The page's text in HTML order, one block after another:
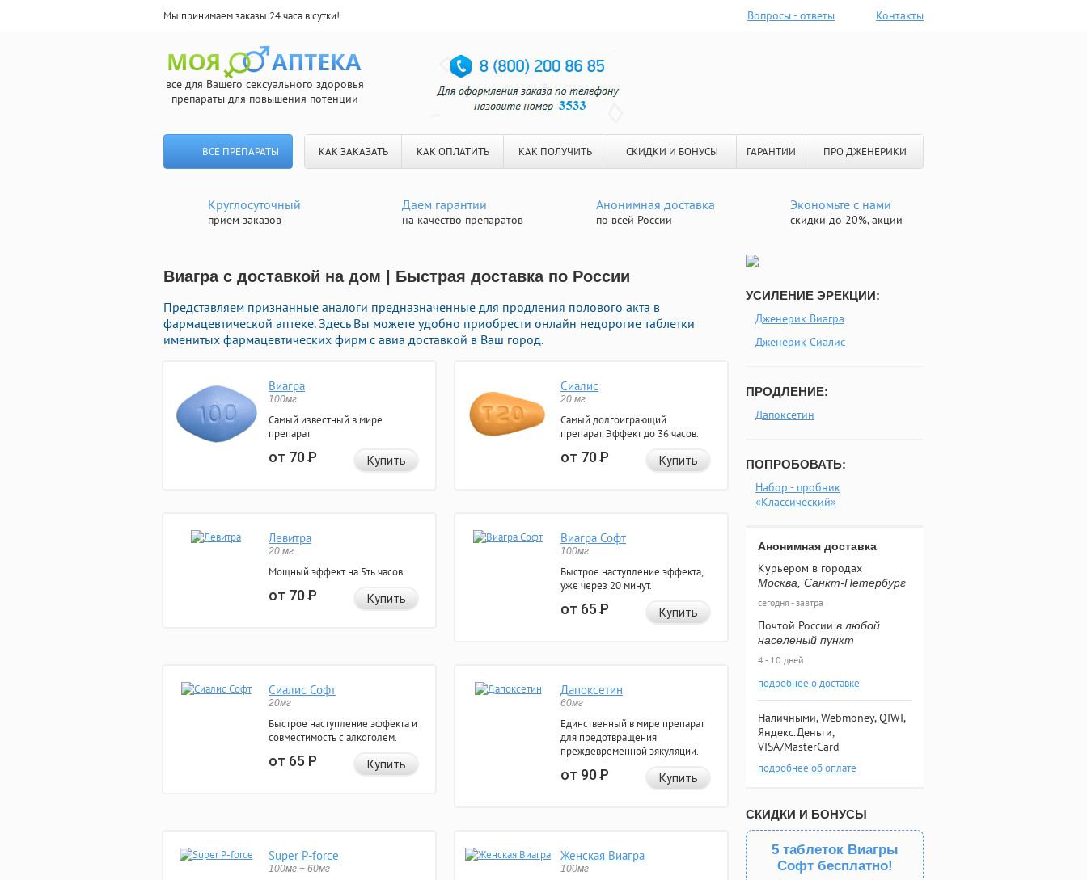
Мы принимаем заказы 24 часа в сутки! Вопросы - ответы Контакты
все для Вашего сексуального здоровья
препараты для повышения потенции
ВСЕ ПРЕПАРАТЫ КАК ЗАКАЗАТЬ КАК ОПЛАТИТЬ КАК ПОЛУЧИТЬ СКИДКИ И БОНУСЫ ГАРАНТИИ ПРО ДЖЕНЕРИКИ
Круглосуточный
прием заказов
Даем гарантии
на качество препаратов
Анонимная доставка
по всей России
Экономьте с нами
скидки до 20%, акции
Виагра с доставкой на дом | Быстрая доставка по России
Представляем признанные аналоги предназначенные для продления полового акта в
фармацевтической аптеке. Здесь Вы можете удобно приобрести онлайн недорогие таблетки
именитых фармацевтических фирм с авиа доставкой в Ваш город.
Виагра
100мг
Самый известный в мире
препарат
от 70Р Купить
Сиалис
20 мг
Самый долгоиграющий
препарат. Эффект до 36 часов.
от 70Р Купить
Левитра
20 мг
Мощный эффект на 5ть часов.
от 70Р Купить
Виагра Софт
100мг
Быстрое наступление эффекта,
уже через 20 минут.
от 65Р Купить
Сиалис Софт
20мг
Быстрое наступление эффекта и
совместимость с алкоголем.
от 65Р Купить
Дапоксетин
60мг
Единственный в мире препарат
для предотвращения
преждевременной эякуляции.
от 90Р Купить
Super P-force
100мг + 60мг
Женская Виагра
100мг
УСИЛЕНИЕ ЭРЕКЦИИ:
Дженерик Виагра
Дженерик Сиалис
ПРОДЛЕНИЕ:
Дапоксетин
ПОПРОБОВАТЬ:
Набор - пробник
«Классический»
Анонимная доставка
Курьером в городах
Москва, Санкт-Петербург
сегодня - завтра
Почтой России в любой
населеный пункт
4 - 10 дней
подробнее о доставке
Наличными, Webmoney, QIWI,
Яндекс.Деньги,
VISA/MasterCard
подробнее об оплате
СКИДКИ И БОНУСЫ
5 таблеток Виагры
Софт бесплатно!